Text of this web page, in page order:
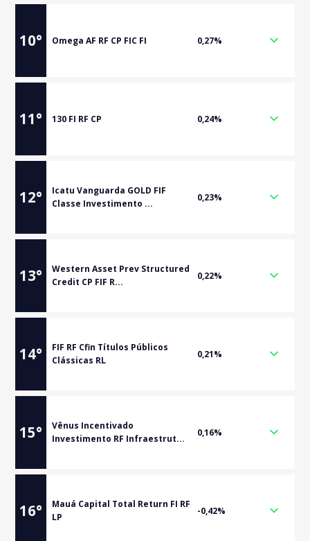
10° Omega AF RF CP FIC FI 0,27%
11° 130 FI RF CP 0,24%
12°
Icatu Vanguarda GOLD FIF
Classe Investimento ...
0,23%
13°
Western Asset Prev Structured
Credit CP FIF R...
0,22%
14°
FIF RF Cfin Títulos Públicos
Clássicas RL
0,21%
15°
Vênus Incentivado
Investimento RF Infraestrut...
0,16%
16°
Mauá Capital Total Return FI RF
LP
-0,42%